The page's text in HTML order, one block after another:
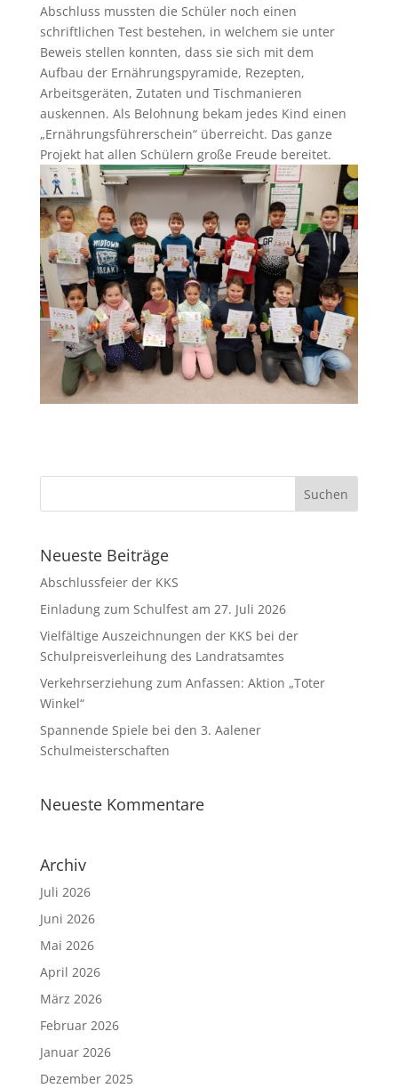
Abschluss mussten die Schüler noch einen
schriftlichen Test bestehen, in welchem sie unter
Beweis stellen konnten, dass sie sich mit dem
Aufbau der Ernährungspyramide, Rezepten,
Arbeitsgeräten, Zutaten und Tischmanieren
auskennen. Als Belohnung bekam jedes Kind einen
„Ernährungsführerschein“ überreicht. Das ganze
Projekt hat allen Schülern große Freude bereitet.
Neueste Beiträge
Abschlussfeier der KKS
Einladung zum Schulfest am 27. Juli 2026
Vielfältige Auszeichnungen der KKS bei der
Schulpreisverleihung des Landratsamtes
Verkehrserziehung zum Anfassen: Aktion „Toter
Winkel“
Spannende Spiele bei den 3. Aalener
Schulmeisterschaften
Neueste Kommentare
Archiv
Juli 2026
Juni 2026
Mai 2026
April 2026
März 2026
Februar 2026
Januar 2026
Dezember 2025